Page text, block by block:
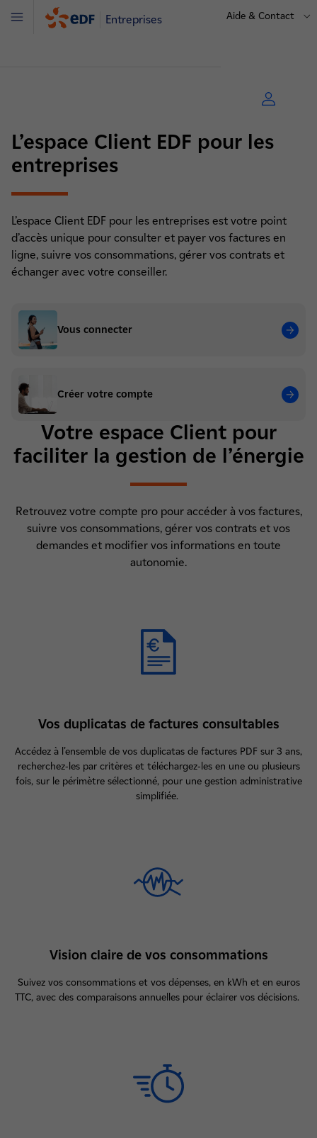
Entreprises Aide & Contact
Menu
L’espace Client EDF pour les
entreprises
L’espace Client EDF pour les entreprises est votre point
d’accès unique pour consulter et payer vos factures en
ligne, suivre vos consommations, gérer vos contrats et
échanger avec votre conseiller.
Vous connecter
Créer votre compte
Votre espace Client pour
faciliter la gestion de l’énergie
Retrouvez votre compte pro pour accéder à vos factures,
suivre vos consommations, gérer vos contrats et vos
demandes et modifier vos informations en toute
autonomie.
Vos duplicatas de factures consultables
Accédez à l’ensemble de vos duplicatas de factures PDF sur 3 ans,
recherchez-les par critères et téléchargez-les en une ou plusieurs
fois, sur le périmètre sélectionné, pour une gestion administrative
simplifiée.
Vision claire de vos consommations
Suivez vos consommations et vos dépenses, en kWh et en euros
TTC, avec des comparaisons annuelles pour éclairer vos décisions.